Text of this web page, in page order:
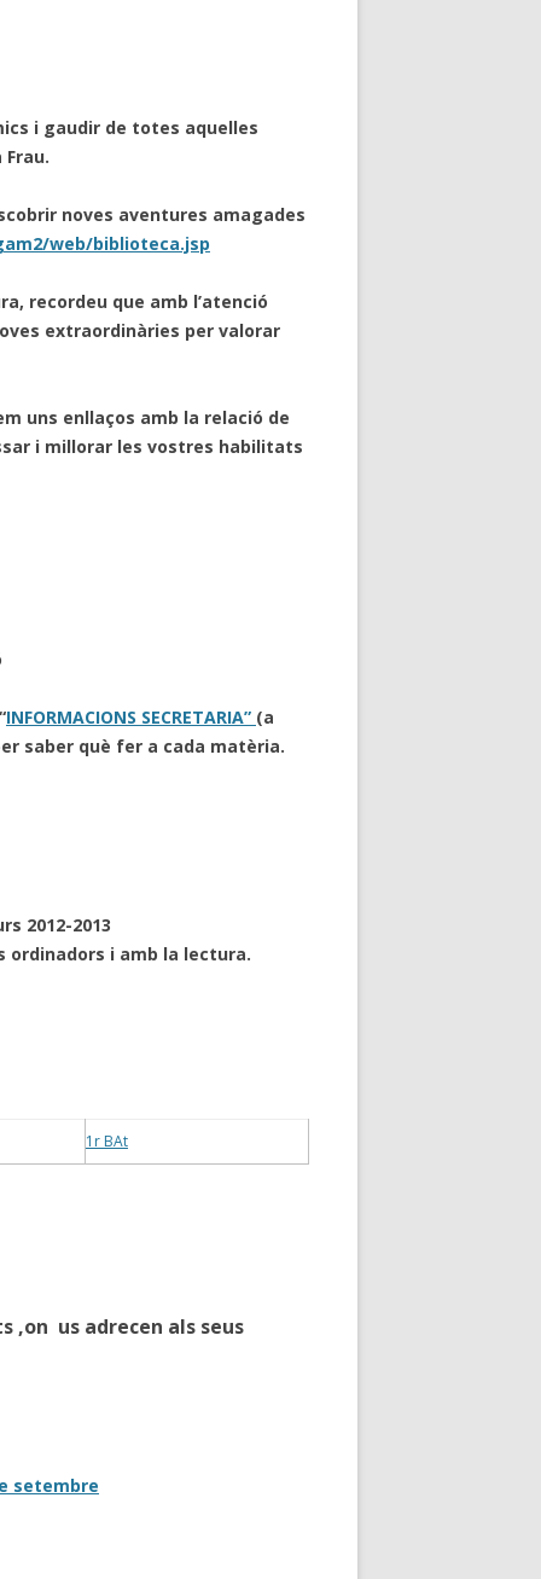
i gaudir de totes aquelles
noves aventures amagades
web/biblioteca.jsp
recordeu que amb l’atenció
extraordinàries per valorar
uns enllaços amb la relació de
i millorar les vostres habilitats
INFORMACIONS SECRETARIA” (a
saber què fer a cada matèria.
2012-2013
i amb la lectura.
1r BAt
,on us adrecen als seus
setembre